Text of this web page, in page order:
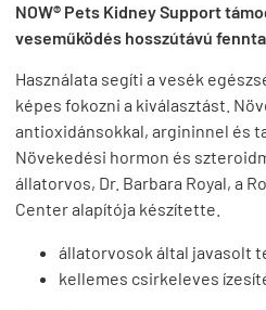
NOW® Pets Kidney Support
veseműködés hosszútávú
Használata segíti a vesék
képes fokozni a kiválasztást.
antioxidánsokkal, argininnel és
Növekedési hormon és
állatorvos, Dr. Barbara Royal, a
Center alapítója készítette.
állatorvosok által javasolt
kellemes csirkeleves